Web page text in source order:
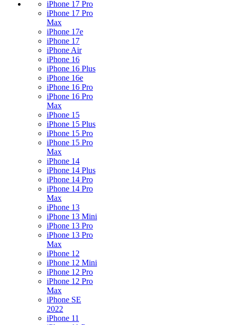
iPhone 17 Pro
iPhone 17 Pro
Max
iPhone 17e
iPhone 17
iPhone Air
iPhone 16
iPhone 16 Plus
iPhone 16e
iPhone 16 Pro
iPhone 16 Pro
Max
iPhone 15
iPhone 15 Plus
iPhone 15 Pro
iPhone 15 Pro
Max
iPhone 14
iPhone 14 Plus
iPhone 14 Pro
iPhone 14 Pro
Max
iPhone 13
iPhone 13 Mini
iPhone 13 Pro
iPhone 13 Pro
Max
iPhone 12
iPhone 12 Mini
iPhone 12 Pro
iPhone 12 Pro
Max
iPhone SE
2022
iPhone 11